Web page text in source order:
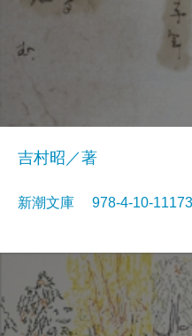
吉村昭／著
新潮文庫 978-4-10-